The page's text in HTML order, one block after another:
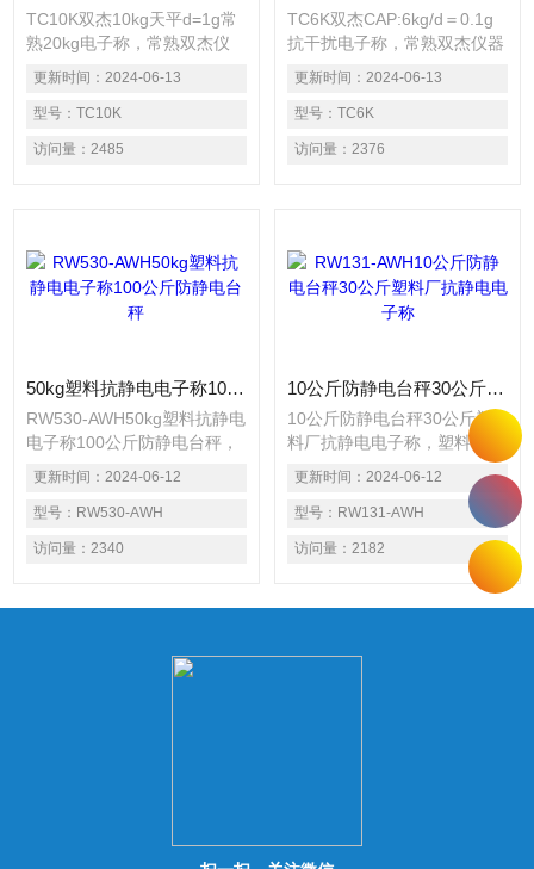
TC10K双杰10kg天平d=1g常
熟20kg电子称，常熟双杰仪
器电子秤3种称重单位：克,克
拉,金衡盎司 坚固的铝合金底
座，·计数功能(取样数：
1/10/20/50/100)带有自动校
准功能，线路模式*，选材和
以适应恶劣的使用环境并长时
间连续工作
更新时间： 2024-06-13
型号： TC10K
访问量： 2485
TC6K双杰CAP:6kg/d＝0.1g
抗干扰电子称，常熟双杰仪器
电子秤3种称重单位：克,克拉,
金衡盎司 坚固的铝合金底
座，·计数功能(取样数：
1/10/20/50/100)带有自动校
准功能，线路模式*，选材和
以适应恶劣的使用环境并长时
间连续工作
更新时间： 2024-06-13
型号： TC6K
访问量： 2376
50kg塑料抗静电电子称100公斤防静电台秤
RW530-AWH50kg塑料抗静电
电子称100公斤防静电台秤，
塑料都有优良的电绝缘性能，
这是因为它的分子链大多由共
价健构成，既不能电离也难以
传递自由电子，因此一旦在摩
擦过程中因电子得失而带电以
是塑料容易带静电的原因。当
姆时就无抗静电能力(塑料制
品大多在1015欧姆以上)，而
更新时间： 2024-06-12
型号： RW530-AWH
访问量： 2340
10公斤防静电台秤30公斤塑料厂抗静电电子称
10公斤防静电台秤30公斤塑
料厂抗静电电子称，塑料都有
优良的电绝缘性能，这是因为
它的分子链大多由共价健构
成，既不能电离也难以传递自
由电子，因此一旦在摩擦过程
中因电子得失而带电以后根难
通过传导而消失，这就是塑料
容易带静电的原因。当物体的
无抗静电能力(塑料制品大多
更新时间： 2024-06-12
型号： RW131-AWH
访问量： 2182